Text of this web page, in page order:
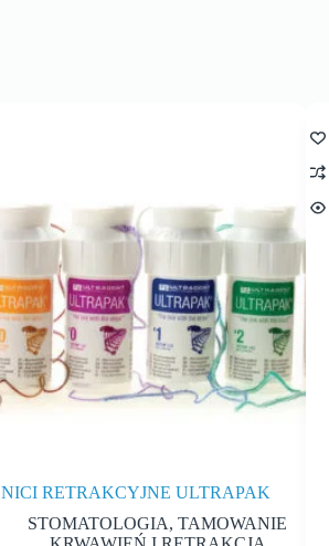
NICI RETRAKCYJNE ULTRAPAK
STOMATOLOGIA,TAMOWANIE